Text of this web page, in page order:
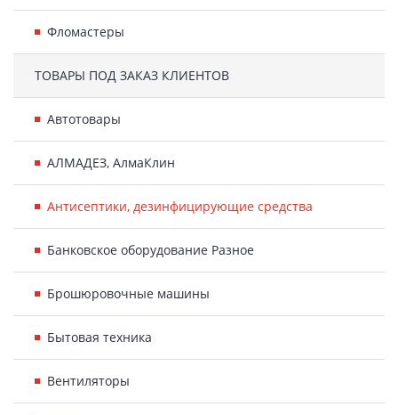
Фломастеры
ТОВАРЫ ПОД ЗАКАЗ КЛИЕНТОВ
Автотовары
АЛМАДЕЗ, АлмаКлин
Антисептики, дезинфицирующие средства
Банковское оборудование Разное
Брошюровочные машины
Бытовая техника
Вентиляторы